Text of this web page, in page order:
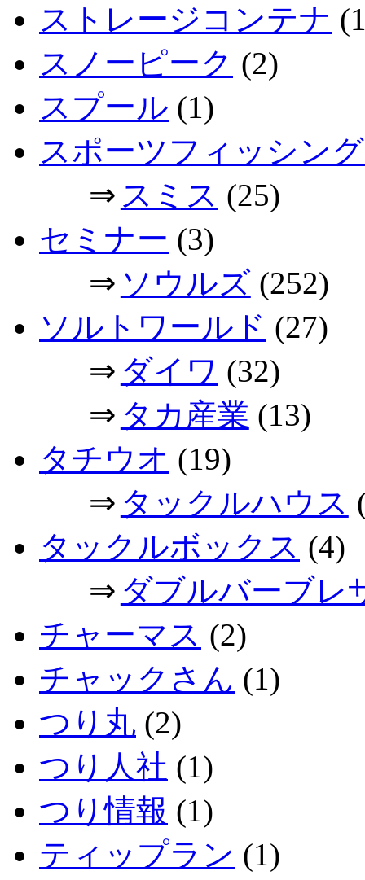
ストレージコンテナ
スノーピーク (2)
スプール (1)
スポーツフィッシン
⇒ スミス (25)
セミナー (3)
⇒ ソウルズ(252)
ソルトワールド (27)
⇒ ダイワ (32)
⇒ タカ産業 (13)
タチウオ (19)
⇒ タックルハウス
タックルボックス (4)
⇒ ダブルバーブレ
チャーマス (2)
チャックさん (1)
つり丸 (2)
つり人社 (1)
つり情報 (1)
ティップラン (1)